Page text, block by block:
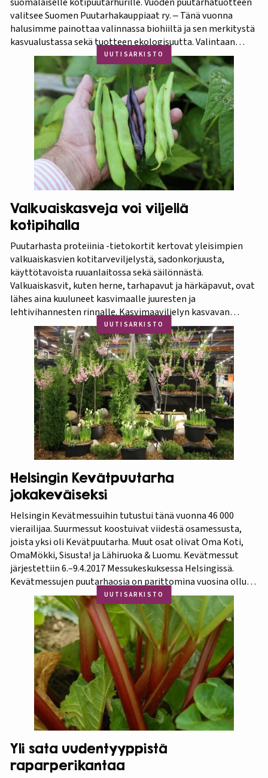
valitsee Suomen Puutarhakauppiaat ry. ‒ Tänä vuonna
halusimme painottaa valinnassa biohiiltä ja sen merkitystä
kasvualustassa sekä tuotteen ekologisuutta. Valintaan
vaikuttivat myös luonnonmukaisuus ja kotimaisuus.
Finaaliin päätyneet tuotteet olivat kaikki biohiilipohjaisia.
Kilpailu oli tasainen, mutta Biolan Istutusmulta antaa
ehdottomasti helpoimmin…
UUTISARKISTO
Valkuaiskasveja voi viljellä
kotipihalla
Puutarhasta proteiinia -tietokortit kertovat yleisimpien
valkuaiskasvien kotitarveviljelystä, sadonkorjuusta,
käyttötavoista ruuanlaitossa sekä säilönnästä.
Valkuaiskasvit, kuten herne, tarhapavut ja härkäpavut, ovat
lähes aina kuuluneet kasvimaalle juuresten ja
lehtivihannesten rinnalle. Kasvimaaviljelyn kasvavan
suosion myötä ravitsevien valkuaiskasvien osuutta
viljelykasveina kannattaa korostaa. Puutarhasta proteiinia -
tietokorttisarja on tarkoitettu kotipuutarhureille, jotka
ovat kiinnostuneita lisäämään kasvisproteiinien määrää
lautasellaan. Kotipuutarhassa voi viljellä monia
valkuaiskasveja,…
UUTISARKISTO
Helsingin Kevätpuutarha
jokakeväiseksi
Helsingin Kevätmessuihin tutustui tänä vuonna 46 000
vierailijaa. Suurmessut koostuivat viidestä osamessusta,
joista yksi oli Kevätpuutarha. Muut osat olivat Oma Koti,
OmaMökki, Sisusta! ja Lähiruoka & Luomu. Kevätmessut
järjestettiin 6.–9.4.2017 Messukeskuksessa Helsingissä.
Kevätmessujen puutarhaosia on parittomina vuosina ollut
Kevätpuutarha ja parillisina Oma Piha -messut. Jatkossa
joka kevät puutarhanäyttelyn nimi tulee olemaan
Kevätpuutarha. Kevätpuutarhan kumppanina on
Puutarhaliitto.…
UUTISARKISTO
Yli sata uudentyyppistä
raparperikantaa